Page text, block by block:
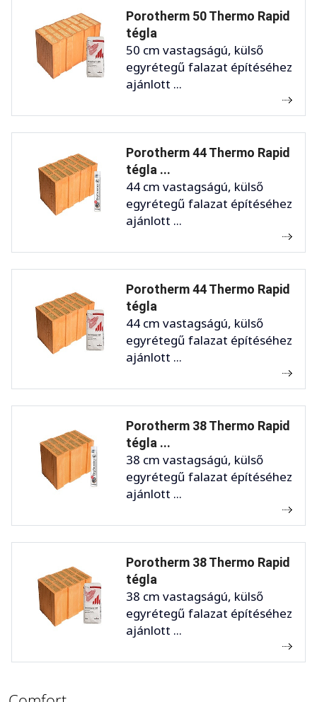
Porotherm 50 Thermo Rapid
tégla
50 cm vastagságú, külső
egyrétegű falazat építéséhez
ajánlott ...
Porotherm 44 Thermo Rapid
tégla ...
44 cm vastagságú, külső
egyrétegű falazat építéséhez
ajánlott ...
Porotherm 44 Thermo Rapid
tégla
44 cm vastagságú, külső
egyrétegű falazat építéséhez
ajánlott ...
Porotherm 38 Thermo Rapid
tégla ...
38 cm vastagságú, külső
egyrétegű falazat építéséhez
ajánlott ...
Porotherm 38 Thermo Rapid
tégla
38 cm vastagságú, külső
egyrétegű falazat építéséhez
ajánlott ...